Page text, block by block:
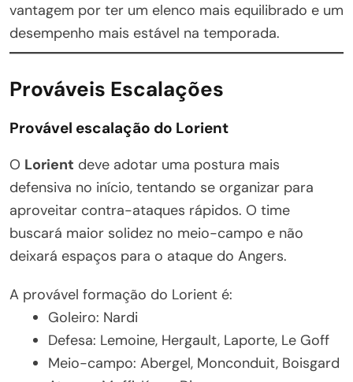
vantagem por ter um elenco mais equilibrado e um
desempenho mais estável na temporada.
Prováveis Escalações
Provável escalação do Lorient
O Lorient deve adotar uma postura mais
defensiva no início, tentando se organizar para
aproveitar contra-ataques rápidos. O time
buscará maior solidez no meio-campo e não
deixará espaços para o ataque do Angers.
A provável formação do Lorient é:
Goleiro: Nardi
Defesa: Lemoine, Hergault, Laporte, Le Goff
Meio-campo: Abergel, Monconduit, Boisgard